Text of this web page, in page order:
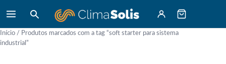
Início / Produtos marcados com a tag “soft starter para sistema
industrial”